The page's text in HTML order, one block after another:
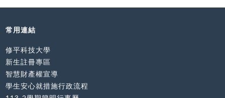
常用連結
修平科技大學
新生註冊專區
智慧財產權宣導
學生安心就措施行政流程